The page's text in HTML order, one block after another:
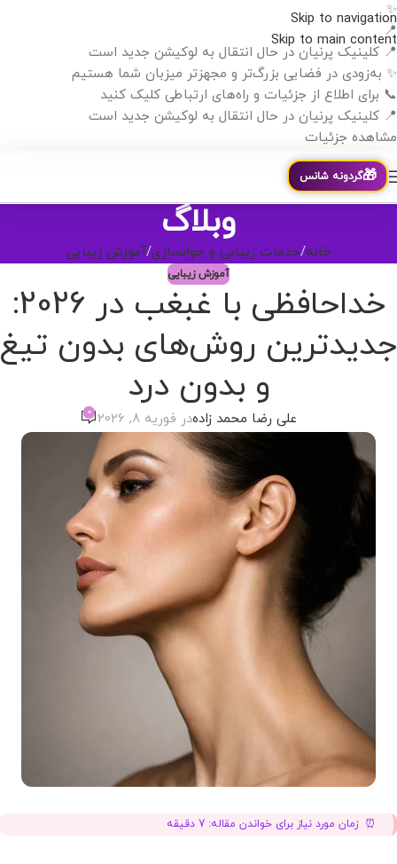
Skip to navigation
Skip to main content
✨
📍
📍 کلینیک پرنیان در حال انتقال به لوکیشن جدید است
✨ به‌زودی در فضایی بزرگ‌تر و مجهزتر میزبان شما هستیم
📞 برای اطلاع از جزئیات و راه‌های ارتباطی کلیک کنید
📍 کلینیک پرنیان در حال انتقال به لوکیشن جدید است
مشاهده جزئیات
🎁گردونه شانس
وبلاگ
خانه خدمات زیبایی و جوانسازی آموزش زیبایی
آموزش زیبایی
خداحافظی با غبغب در 2026:
جدیدترین روش‌های بدون تیغ
و بدون درد
علی رضا محمد زادهدر فوریه 8, 2026 0
زمان مورد نیاز برای خواندن مقاله: 7 دقیقه